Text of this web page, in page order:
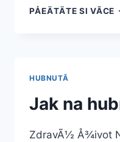
PÅEÄTÄTE SI VÃ­CE
HUBNUTÃ­
Jak na
ZdravÃ½ Å¾ivot